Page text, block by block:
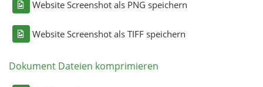
Website Screenshot als PNG speichern
Website Screenshot als TIFF speichern
Dokument Dateien komprimieren